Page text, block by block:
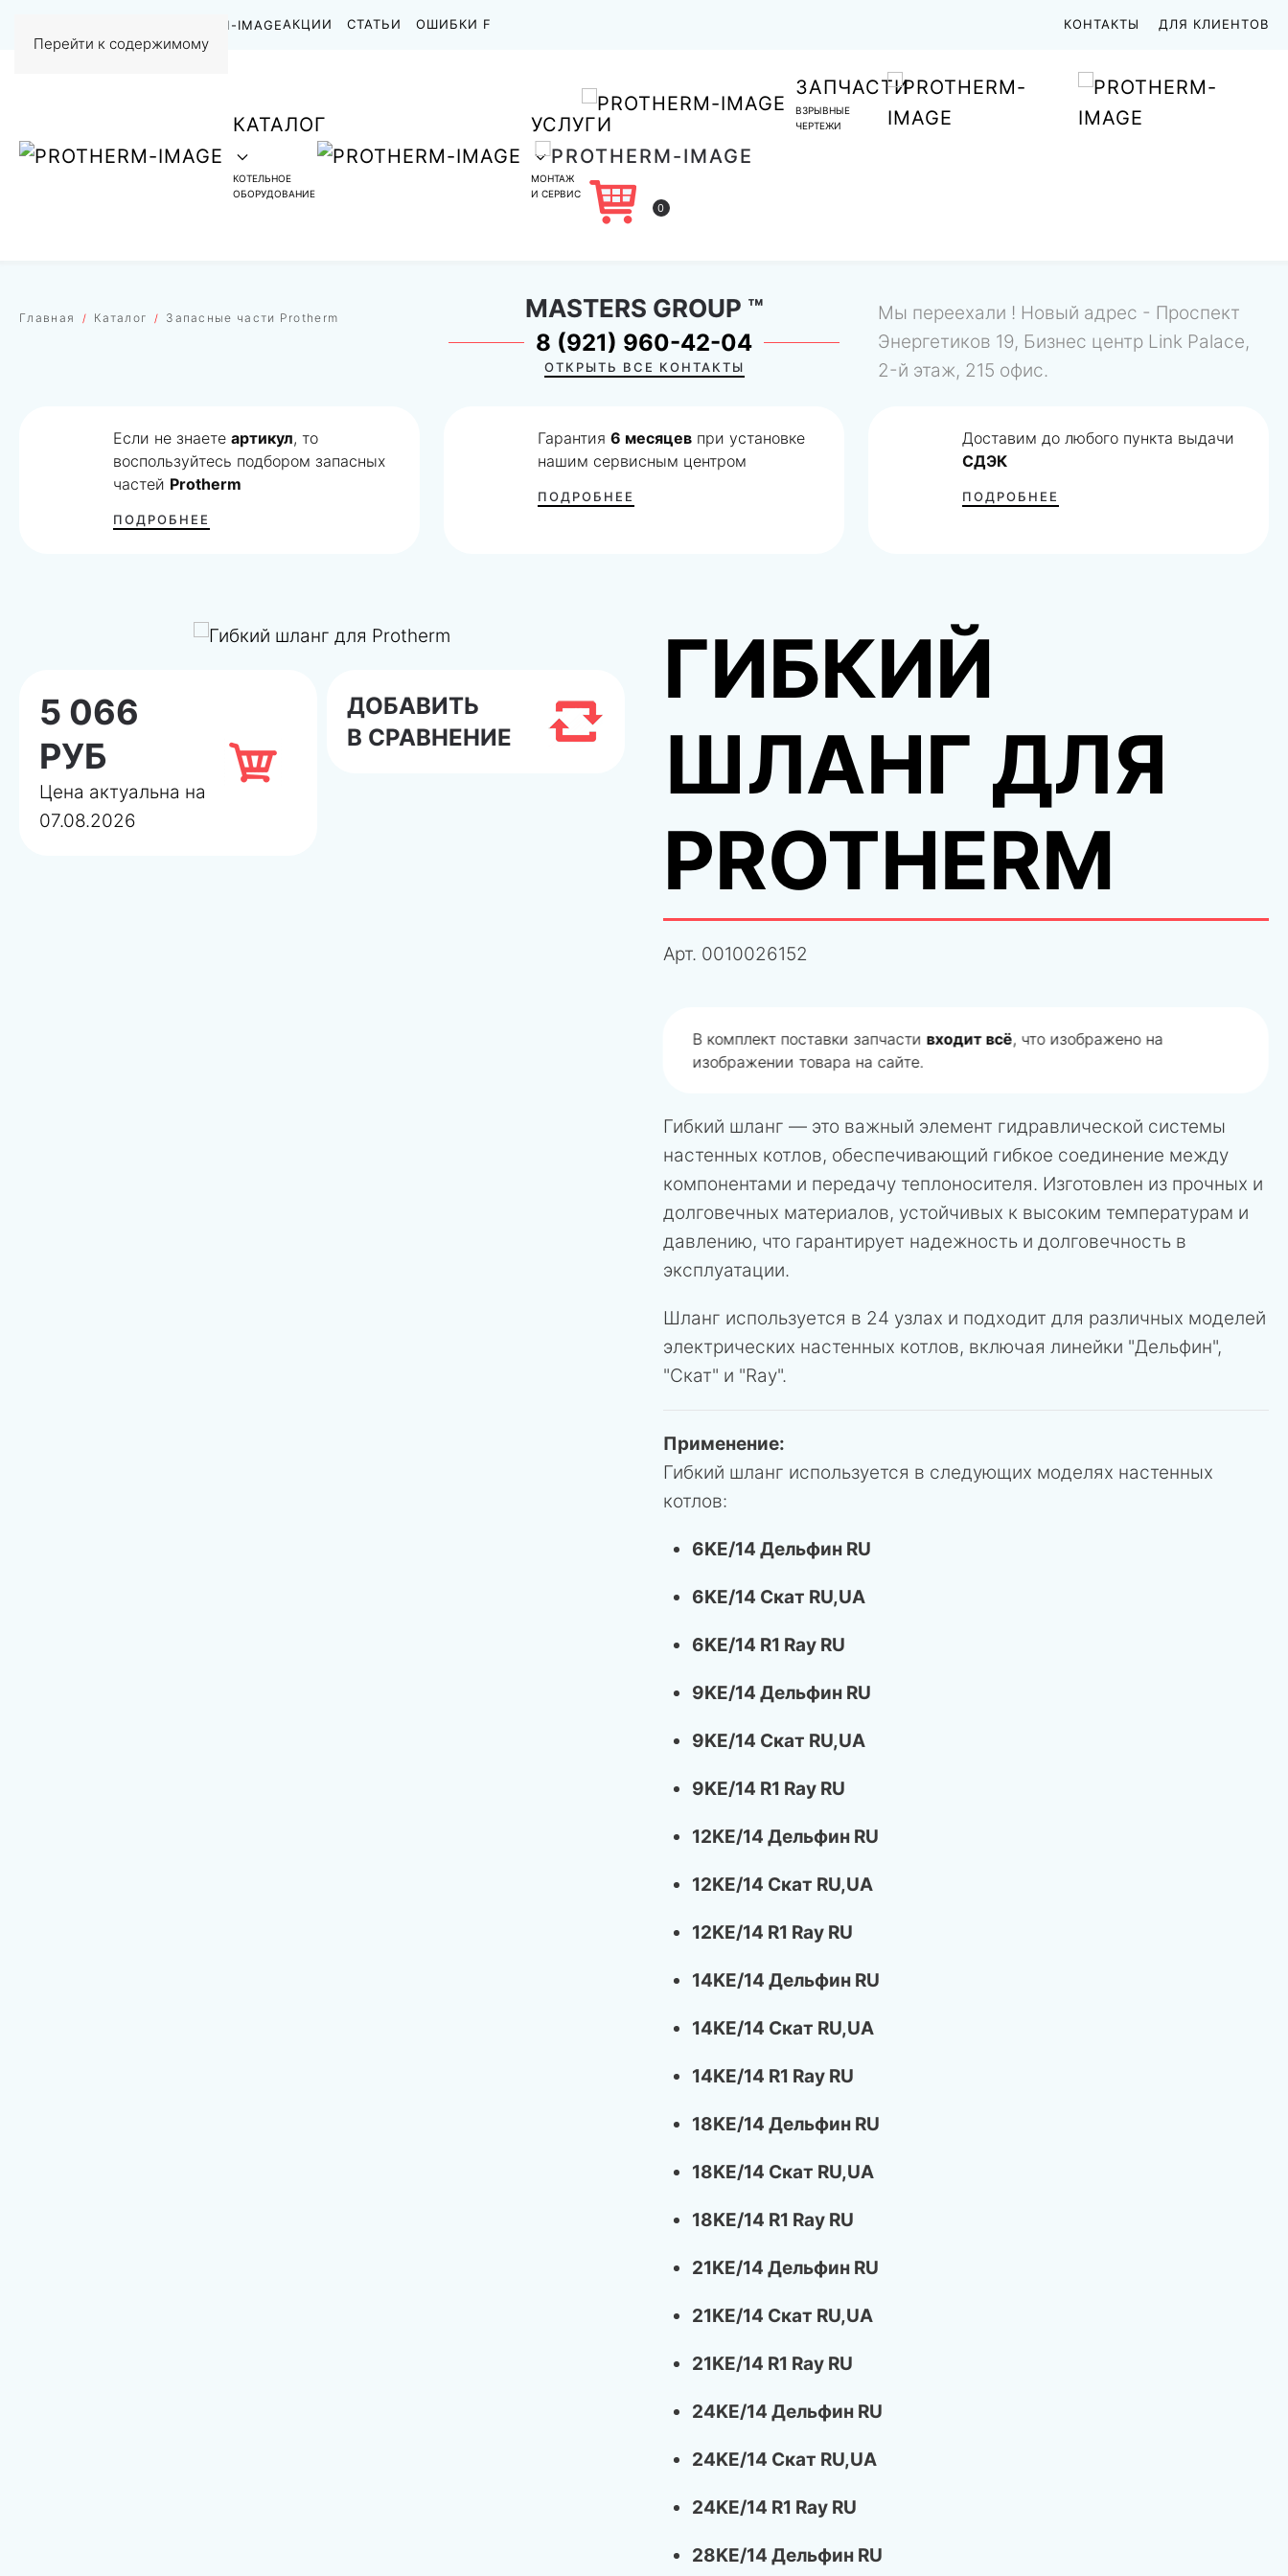
Перейти к содержимому
АКЦИИ СТАТЬИ ОШИБКИ F КОНТАКТЫ ДЛЯ КЛИЕНТОВ
КАТАЛОГ
КОТЕЛЬНОЕ
ОБОРУДОВАНИЕ
УСЛУГИ
МОНТАЖ
И СЕРВИС
ЗАПЧАСТИ
ВЗРЫВНЫЕ
ЧЕРТЕЖИ
0
Главная Каталог Запасные части Protherm MASTERS GROUP ™
8 (921) 960-42-04
ОТКРЫТЬ ВСЕ КОНТАКТЫ
Мы переехали ! Новый адрес - Проспект
Энергетиков 19, Бизнес центр Link Palace,
2-й этаж, 215 офис.
Если не знаетеартикул, то
воспользуйтесь подбором запасных
частей Protherm
ПОДРОБНЕЕ
Гарантия6 месяцев при установке
нашим сервисным центром
ПОДРОБНЕЕ
Доставим до любого пункта выдачи
СДЭК
ПОДРОБНЕЕ
5 066
РУБ
Цена актуальна на
07.08.2026
ДОБАВИТЬ
В СРАВНЕНИЕ
ГИБКИЙ
ШЛАНГ ДЛЯ
PROTHERM
Арт. 0010026152
В комплект поставки запчасти входит всё, что изображено на
изображении товара на сайте.
Гибкий шланг — это важный элемент гидравлической системы
настенных котлов, обеспечивающий гибкое соединение между
компонентами и передачу теплоносителя. Изготовлен из прочных и
долговечных материалов, устойчивых к высоким температурам и
давлению, что гарантирует надежность и долговечность в
эксплуатации.
Шланг используется в 24 узлах и подходит для различных моделей
электрических настенных котлов, включая линейки "Дельфин",
"Скат" и "Ray".
Применение:
Гибкий шланг используется в следующих моделях настенных
котлов:
6KE/14 Дельфин RU
6KE/14 Скат RU,UA
6KE/14 R1 Ray RU
9KE/14 Дельфин RU
9KE/14 Скат RU,UA
9KE/14 R1 Ray RU
12KE/14 Дельфин RU
12KE/14 Скат RU,UA
12KE/14 R1 Ray RU
14KE/14 Дельфин RU
14KE/14 Скат RU,UA
14KE/14 R1 Ray RU
18KE/14 Дельфин RU
18KE/14 Скат RU,UA
18KE/14 R1 Ray RU
21KE/14 Дельфин RU
21KE/14 Скат RU,UA
21KE/14 R1 Ray RU
24KE/14 Дельфин RU
24KE/14 Скат RU,UA
24KE/14 R1 Ray RU
28KE/14 Дельфин RU